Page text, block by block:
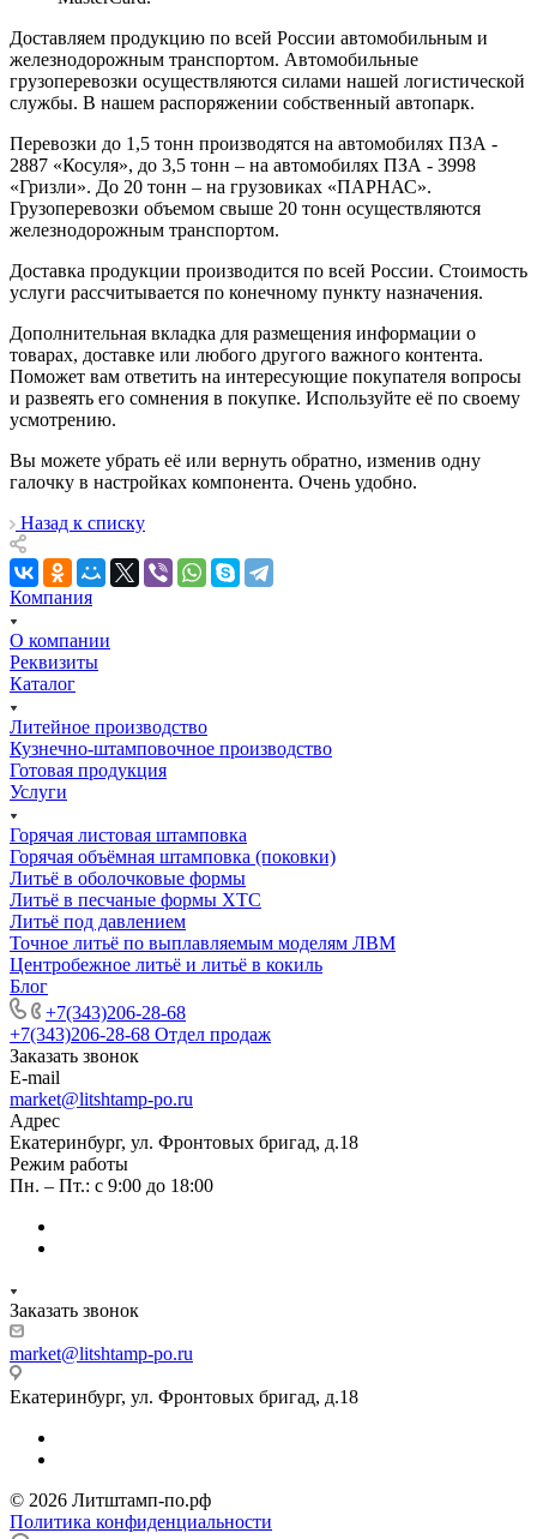
Доставляем продукцию по всей России автомобильным и
железнодорожным транспортом. Автомобильные
грузоперевозки осуществляются силами нашей логистической
службы. В нашем распоряжении собственный автопарк.
Перевозки до 1,5 тонн производятся на автомобилях ПЗА -
2887 «Косуля», до 3,5 тонн – на автомобилях ПЗА - 3998
«Гризли». До 20 тонн – на грузовиках «ПАРНАС».
Грузоперевозки объемом свыше 20 тонн осуществляются
железнодорожным транспортом.
Доставка продукции производится по всей России. Стоимость
услуги рассчитывается по конечному пункту назначения.
Дополнительная вкладка для размещения информации о
товарах, доставке или любого другого важного контента.
Поможет вам ответить на интересующие покупателя вопросы
и развеять его сомнения в покупке. Используйте её по своему
усмотрению.
Вы можете убрать её или вернуть обратно, изменив одну
галочку в настройках компонента. Очень удобно.
Назад к списку
Компания
О компании
Реквизиты
Каталог
Литейное производство
Кузнечно-штамповочное производство
Готовая продукция
Услуги
Горячая листовая штамповка
Горячая объёмная штамповка (поковки)
Литьё в оболочковые формы
Литьё в песчаные формы ХТС
Литьё под давлением
Точное литьё по выплавляемым моделям ЛВМ
Центробежное литьё и литьё в кокиль
Блог
+7(343)206-28-68
+7(343)206-28-68 Отдел продаж
Заказать звонок
E-mail
market@litshtamp-po.ru
Адрес
Екатеринбург, ул. Фронтовых бригад, д.18
Режим работы
Пн. – Пт.: с 9:00 до 18:00
Заказать звонок
market@litshtamp-po.ru
Екатеринбург, ул. Фронтовых бригад, д.18
© 2026 Литштамп-по.рф
Политика конфиденциальности